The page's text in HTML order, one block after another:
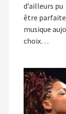
d’ailleurs pu
être
musique
choix…